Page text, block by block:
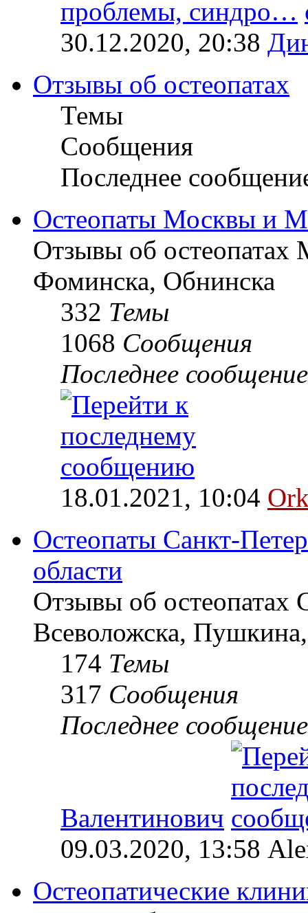
проблемы, синдро…
30.12.2020, 20:38
Отзывы об остеопатах
Темы
Сообщения
Последнее
Остеопаты Москвы и
Отзывы об
Фоминска, Обнинска
332 Темы
1068 Сообщения
Последнее сообщение
18.01.2021, 10:04
Остеопаты Санкт-
области
Отзывы об остеопатах
Всеволожска,
174 Темы
317 Сообщения
Последнее сообщение
Валентинович
09.03.2020, 13:58
Остеопатические